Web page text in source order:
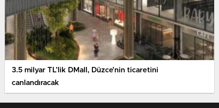
3.5 milyar TL’lik DMall, Düzce’nin ticaretini
canlandıracak